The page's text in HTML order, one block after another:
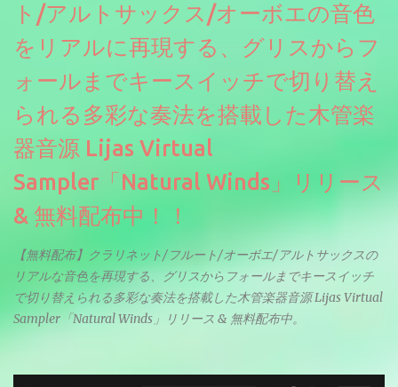
ト/アルトサックス/オーボエの音色
をリアルに再現する、グリスからフ
ォールまでキースイッチで切り替え
られる多彩な奏法を搭載した木管楽
器音源 Lijas Virtual
Sampler「Natural Winds」リリース
& 無料配布中！！
【無料配布】クラリネット/フルート/オーボエ/アルトサックスの
リアルな音色を再現する、グリスからフォールまでキースイッチ
で切り替えられる多彩な奏法を搭載した木管楽器音源 Lijas Virtual
Sampler「Natural Winds」リリース & 無料配布中。